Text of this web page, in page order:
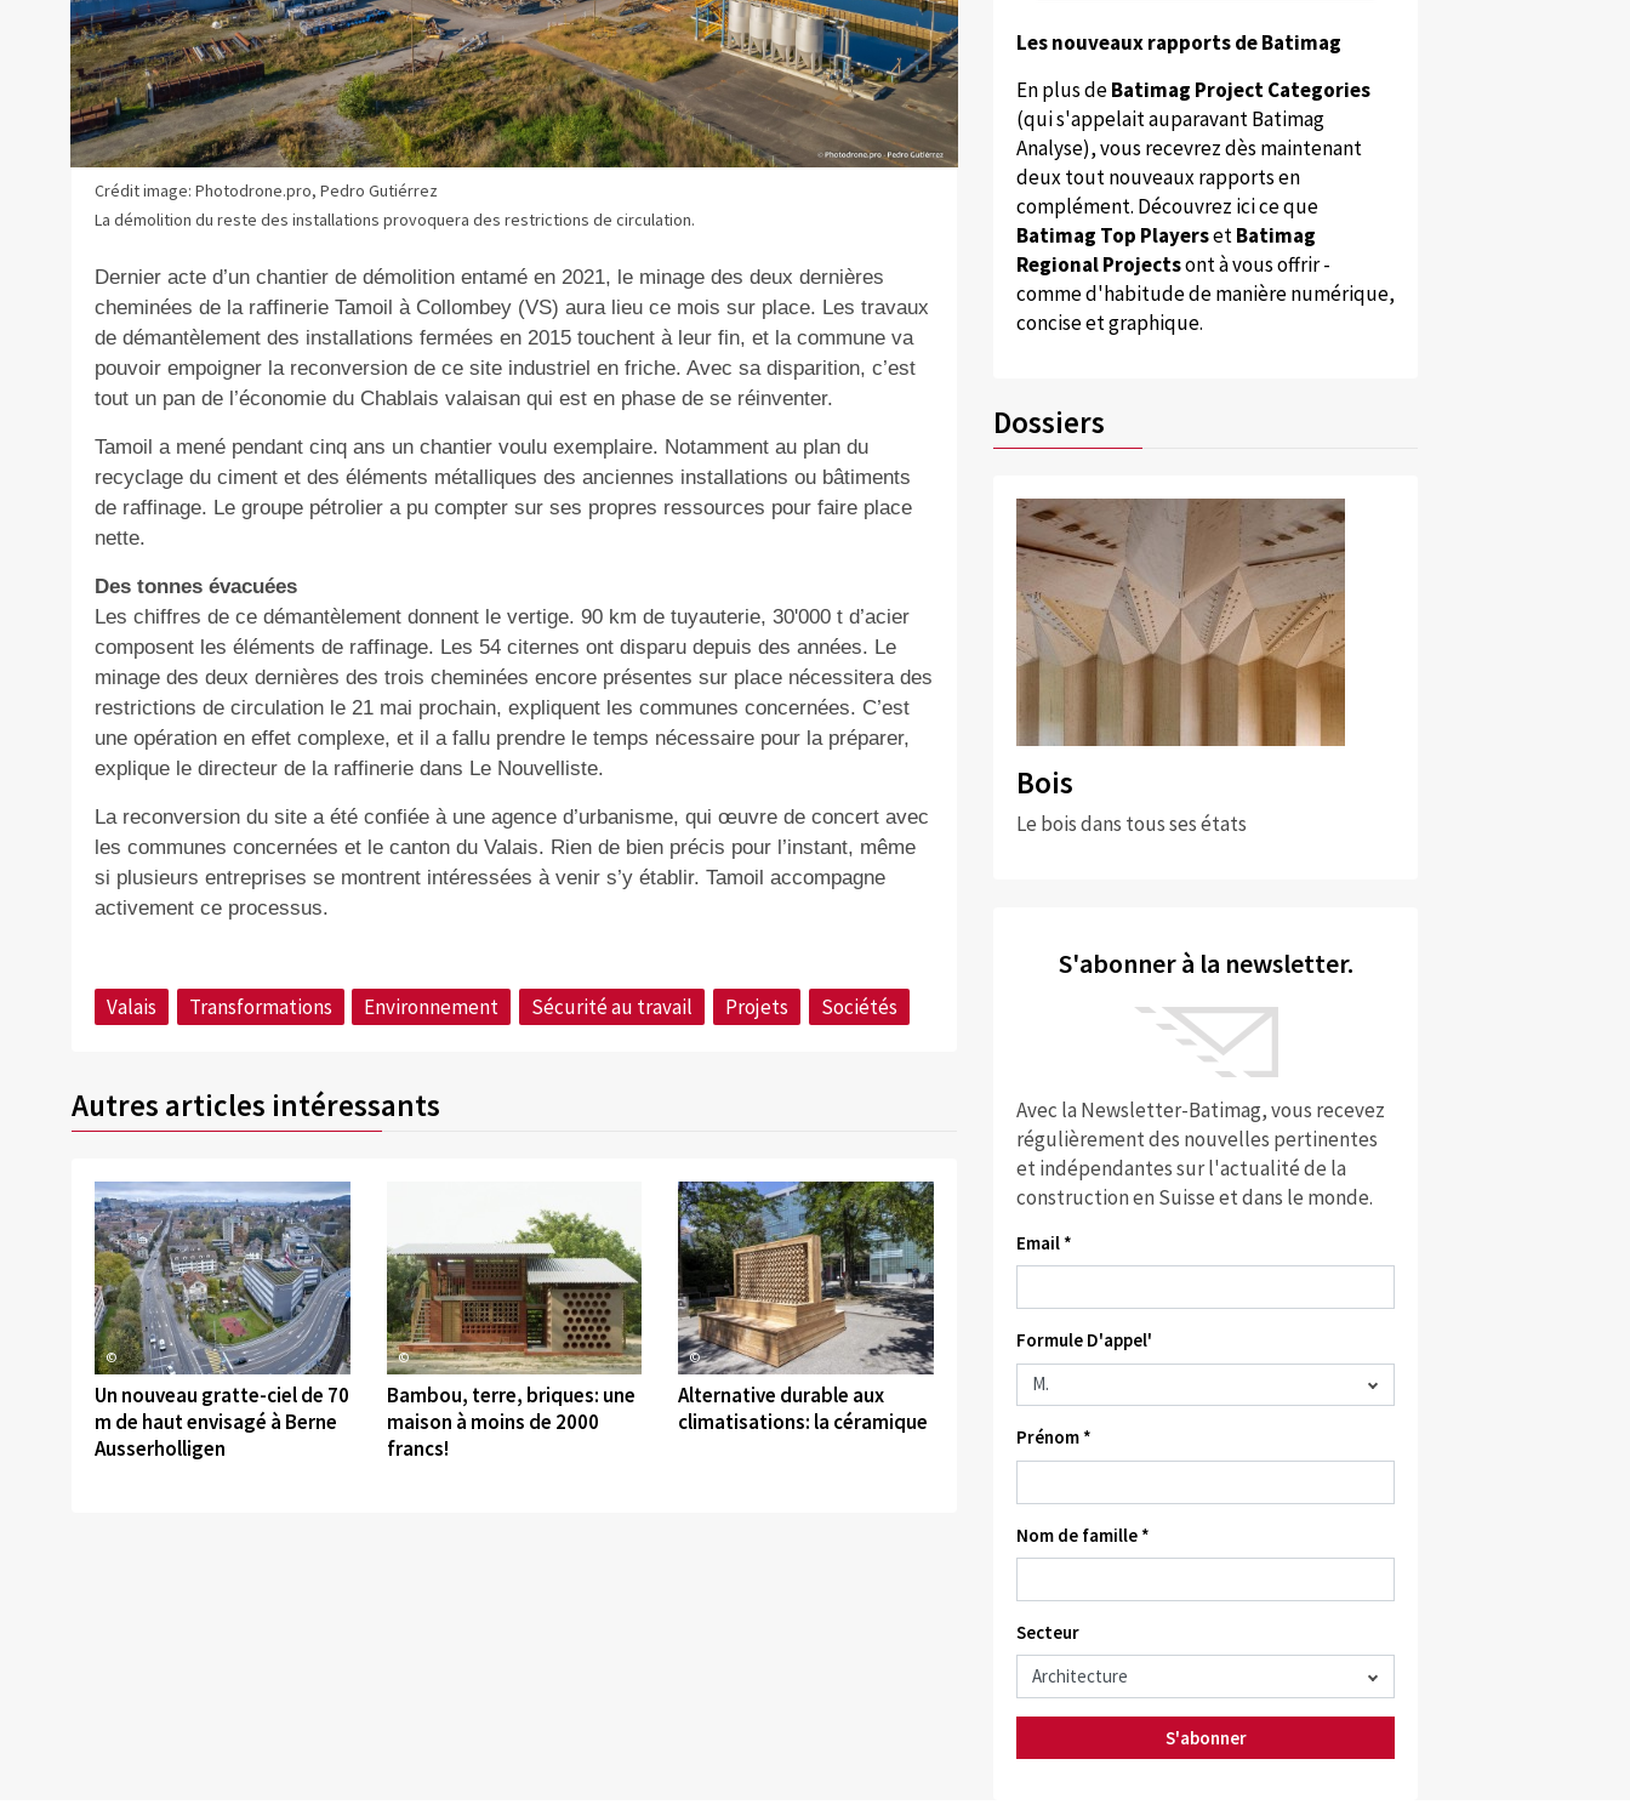
Crédit image: Photodrone.pro, Pedro Gutiérrez
La démolition du reste des installations provoquera des restrictions de circulation.
Dernier acte d’un chantier de démolition entamé en 2021, le minage des deux dernières
cheminées de la raffinerie Tamoil à Collombey (VS) aura lieu ce mois sur place. Les travaux
de démantèlement des installations fermées en 2015 touchent à leur fin, et la commune va
pouvoir empoigner la reconversion de ce site industriel en friche. Avec sa disparition, c’est
tout un pan de l’économie du Chablais valaisan qui est en phase de se réinventer.
Tamoil a mené pendant cinq ans un chantier voulu exemplaire. Notamment au plan du
recyclage du ciment et des éléments métalliques des anciennes installations ou bâtiments
de raffinage. Le groupe pétrolier a pu compter sur ses propres ressources pour faire place
nette.
Des tonnes évacuées
Les chiffres de ce démantèlement donnent le vertige. 90 km de tuyauterie, 30'000 t d’acier
composent les éléments de raffinage. Les 54 citernes ont disparu depuis des années. Le
minage des deux dernières des trois cheminées encore présentes sur place nécessitera des
restrictions de circulation le 21 mai prochain, expliquent les communes concernées. C’est
une opération en effet complexe, et il a fallu prendre le temps nécessaire pour la préparer,
explique le directeur de la raffinerie dans Le Nouvelliste.
La reconversion du site a été confiée à une agence d’urbanisme, qui œuvre de concert avec
les communes concernées et le canton du Valais. Rien de bien précis pour l’instant, même
si plusieurs entreprises se montrent intéressées à venir s’y établir. Tamoil accompagne
activement ce processus.
Valais Transformations Environnement Sécurité au travail Projets Sociétés
Autres articles intéressants
©
Un nouveau gratte-ciel de 70
m de haut envisagé à Berne
Ausserholligen
©
Bambou, terre, briques: une
maison à moins de 2000
francs!
©
Alternative durable aux
climatisations: la céramique
Les nouveaux rapports de Batimag
En plus deBatimag Project Categories
(qui s'appelait auparavant Batimag
Analyse), vous recevrez dès maintenant
deux tout nouveaux rapports en
complément. Découvrez ici ce que
Batimag Top PlayersetBatimag
Regional Projectsont à vous offrir -
comme d'habitude de manière numérique,
concise et graphique.
Dossiers
Bois
Le bois dans tous ses états
S'abonner à la newsletter.
Avec la Newsletter-Batimag, vous recevez
régulièrement des nouvelles pertinentes
et indépendantes sur l'actualité de la
construction en Suisse et dans le monde.
Email *
Formule D'appel'
Prénom *
Nom de famille *
Secteur
S'abonner